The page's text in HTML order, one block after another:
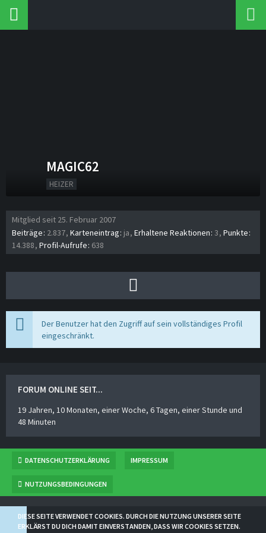
MAGIC62
HEIZER
Mitglied seit 25. Februar 2007
Beiträge 2.837 Karteneintrag ja Erhaltene Reaktionen 3 Punkte
14.388 Profil-Aufrufe 638
Der Benutzer hat den Zugriff auf sein vollständiges Profil
eingeschränkt.
FORUM ONLINE SEIT...
19 Jahren, 10 Monaten, einer Woche, 6 Tagen, einer Stunde und
48 Minuten
DATENSCHUTZERKLÄRUNG IMPRESSUM
NUTZUNGSBEDINGUNGEN
BBCODESAMMLUNGVONNORSE
COMMUNITY-SOFTWARE:WOLTLAB SUITE™ 5.2.21
DIESE SEITE VERWENDET COOKIES. DURCH DIE NUTZUNG UNSERER SEITE
ERKLÄRST DU DICH DAMIT EINVERSTANDEN, DASS WIR COOKIES SETZEN.